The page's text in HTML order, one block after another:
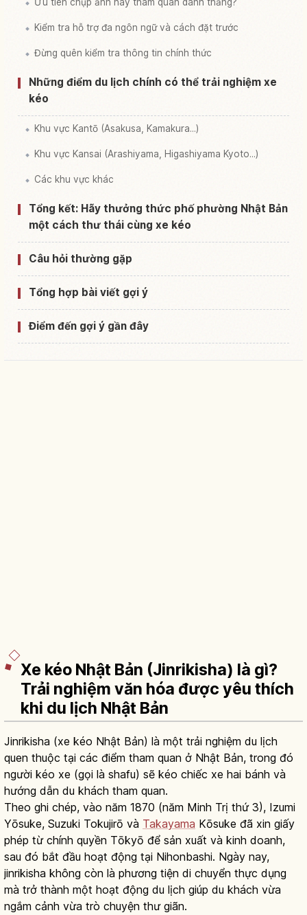
Ưu tiên chụp ảnh hay tham quan danh thắng?
Kiểm tra hỗ trợ đa ngôn ngữ và cách đặt trước
Đừng quên kiểm tra thông tin chính thức
Những điểm du lịch chính có thể trải nghiệm xe
kéo
Khu vực Kantō (Asakusa, Kamakura...)
Khu vực Kansai (Arashiyama, Higashiyama Kyoto...)
Các khu vực khác
Tổng kết: Hãy thưởng thức phố phường Nhật Bản
một cách thư thái cùng xe kéo
Câu hỏi thường gặp
Tổng hợp bài viết gợi ý
Điểm đến gợi ý gần đây
Xe kéo Nhật Bản (Jinrikisha) là gì?
Trải nghiệm văn hóa được yêu thích
khi du lịch Nhật Bản
Jinrikisha (xe kéo Nhật Bản) là một trải nghiệm du lịch
quen thuộc tại các điểm tham quan ở Nhật Bản, trong đó
người kéo xe (gọi là shafu) sẽ kéo chiếc xe hai bánh và
hướng dẫn du khách tham quan.
Theo ghi chép, vào năm 1870 (năm Minh Trị thứ 3), Izumi
Yōsuke, Suzuki Tokujirō và Takayama Kōsuke đã xin giấy
phép từ chính quyền Tōkyō để sản xuất và kinh doanh,
sau đó bắt đầu hoạt động tại Nihonbashi. Ngày nay,
jinrikisha không còn là phương tiện di chuyển thực dụng
mà trở thành một hoạt động du lịch giúp du khách vừa
ngắm cảnh vừa trò chuyện thư giãn.